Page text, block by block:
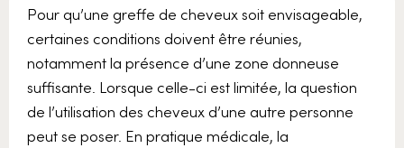
Pour qu’une greffe de cheveux soit envisageable,
certaines conditions doivent être réunies,
notamment la présence d’une zone donneuse
suffisante. Lorsque celle-ci est limitée, la question
de l’utilisation des cheveux d’une autre personne
peut se poser. En pratique médicale, la